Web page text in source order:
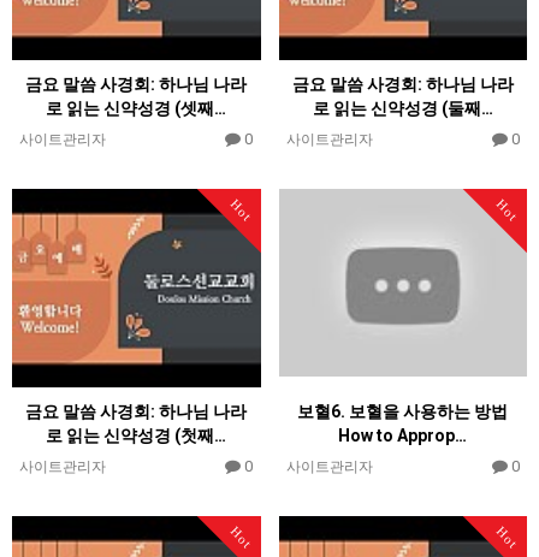
금요 말씀 사경회: 하나님 나라
로 읽는 신약성경 (셋째…
사이트관리자 0
금요 말씀 사경회: 하나님 나라
로 읽는 신약성경 (둘째…
사이트관리자 0
Hot
금요 말씀 사경회: 하나님 나라
로 읽는 신약성경 (첫째…
사이트관리자 0
Hot
보혈6. 보혈을 사용하는 방법
How to Approp…
사이트관리자 0
Hot Hot